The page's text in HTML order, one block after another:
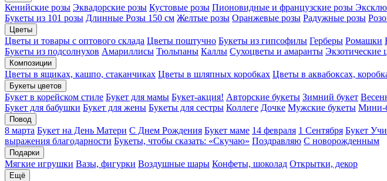
Кенийские розы Эквадорские розы Кустовые розы Пионовидные и французские розы
Букеты из 101 розы Длинные Розы 150 см Желтые розы Оранжевые розы Радужные розы
Цветы
Цветы и товары с оптового склада Цветы поштучно Букеты из гипсофилы Герберы Ромашки
Букеты из подсолнухов Амариллисы Тюльпаны Каллы Сухоцветы и амаранты Экзотические
Композиции
Цветы в ящиках, кашпо, стаканчиках Цветы в шляпных коробках Цветы в аквабоксах,
Букеты цветов
Букет в корейском стиле Букет для мамы Букет-акция! Авторские букеты Зимний букет
Букет для бабушки Букет для жены Букеты для сестры Коллеге Дочке Мужские букеты Мини-
Повод
8 марта Букет на День Матери С Днем Рождения Букет маме 14 февраля 1 Сентября Букет
выражения благодарности Букеты, чтобы сказать: «Скучаю» Поздравляю С новорожденным
Подарки
Мягкие игрушки Вазы, фигурки Воздушные шары Конфеты, шоколад Открытки, декор
Ещё